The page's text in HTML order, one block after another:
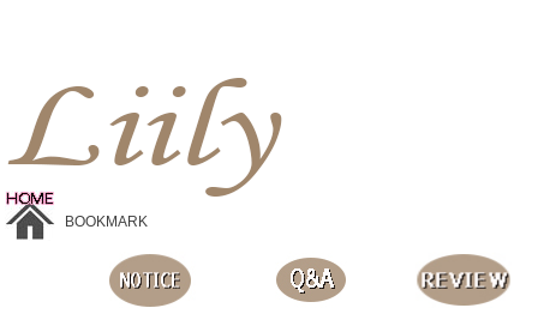
BOOKMARK